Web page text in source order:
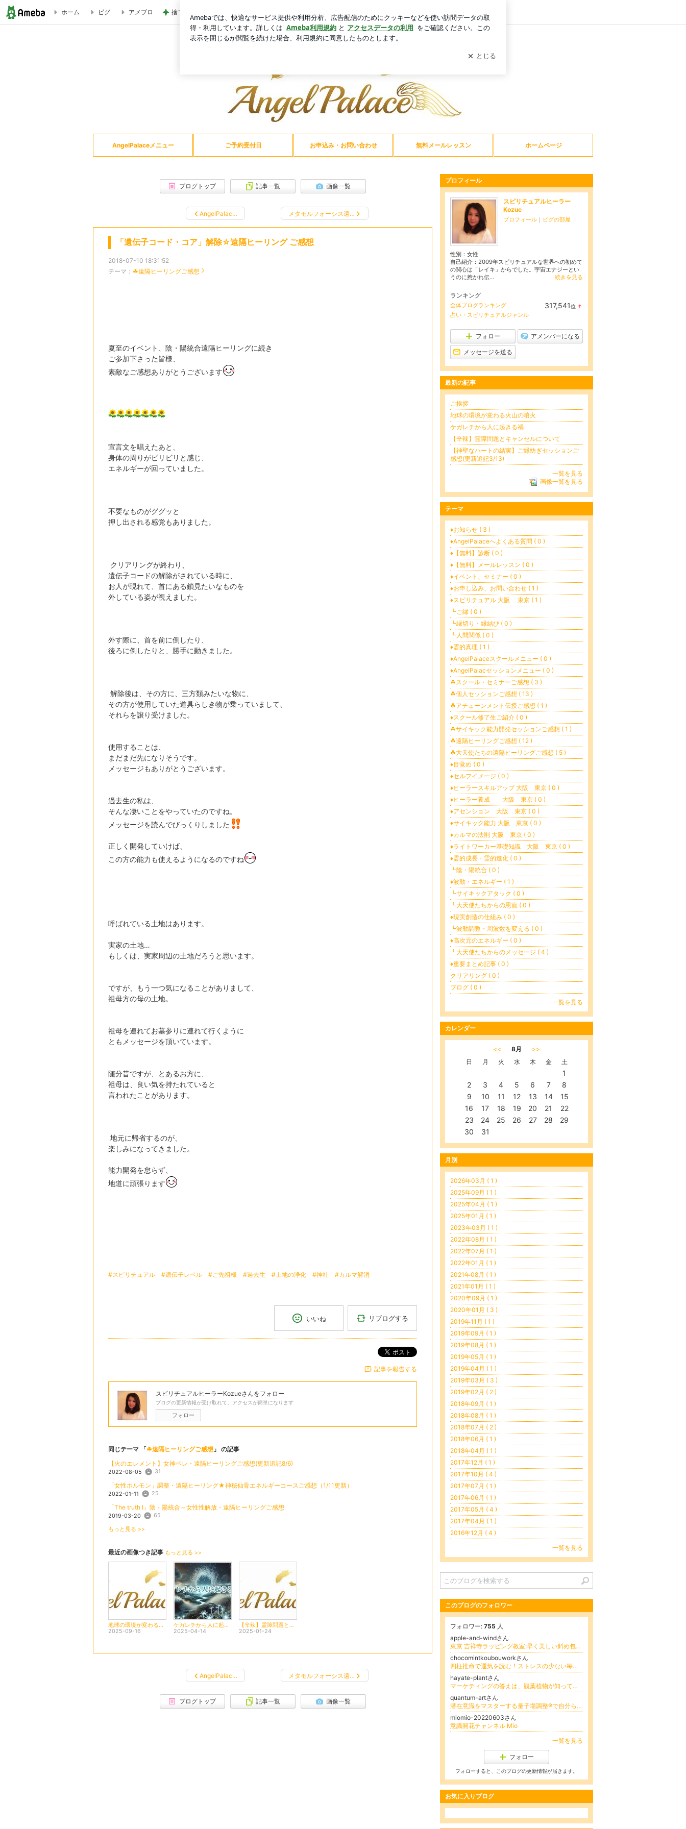
「遺伝子コード・コア」解除☆遠隔ヒーリング ご感想 | Angel Palace ☆スピリチュアルヒーラースクール
ホーム ピグ アメブロ 捨てたらお金がかかる不用品の値段 ログイン
ブログトップ 記事一覧 画像一覧
AngelPalac… メタモルフォーシス遠…
「遺伝子コード・コア」解除☆遠隔ヒーリング ご感想
2018-07-10 18:31:52
テーマ： ☘遠隔ヒーリングご感想
夏至のイベント、陰・陽統合遠隔ヒーリングに続き
ご参加下さった皆様、
素敵なご感想ありがとうございます
宣言文を唱えたあと、
身体の周りがビリビリと感じ、
エネルギーが回っていました。
不要なものがググッと
押し出される感覚もありました。
クリアリングが終わり、
遺伝子コードの解除がされている時に、
お人が現れて、首にある鎖見たいなものを
外している姿が視えました。
外す際に、首を前に倒したり、
後ろに倒したりと、勝手に動きました。
解除後は、その方に、三方類みたいな物に、
その方が使用していた道具らしき物が乗っていまして、
それらを譲り受けました。
使用することは、
まだまだ先になりそうです。
メッセージもありがとうございます。
過去生の私は、
そんな凄いことをやっていたのですね。
メッセージを読んでびっくりしました
正しく開発していけば、
この方の能力も使えるようになるのですね
呼ばれている土地はあります。
実家の土地…
もしくは、実家周辺の土地だろうと思います。
ですが、もう一つ気になることがありまして、
祖母方の母の土地。
祖母を連れてお墓参りに連れて行くように
ともメッセージを頂いています。
随分昔ですが、とあるお方に、
祖母は、良い気を持たれていると
言われたことがあります。
地元に帰省するのが、
楽しみになってきました。
能力開発を怠らず、
地道に頑張ります
#スピリチュアル #遺伝子レベル #ご先祖様 #過去生 #土地の浄化 #神社 #カルマ解消
いいね リブログする
ポスト
記事を報告する
スピリチュアルヒーラーKozueさんをフォロー
ブログの更新情報が受け取れて、アクセスが簡単になります
フォロー
同じテーマ 「☘遠隔ヒーリングご感想 」 の記事
【火のエレメント】女神ペレ・遠隔ヒーリングご感想(更新追記8/6)
2022-08-05 31
「女性ホルモン」調整・遠隔ヒーリング★神秘仙骨エネルギーコースご感想（1/11更新）
2022-01-11 25
「The truth I」陰・陽統合～女性性解放・遠隔ヒーリングご感想
2019-03-20 65
もっと見る >>
最近の画像つき記事 もっと見る >>
地球の環境が変わる火山の噴火
2025-09-16
ケガレチから人に起きる禍
2025-04-14
【辛辣】霊障問題とキャンセルについて
2025-01-24
AngelPalac… メタモルフォーシス遠…
ブログトップ 記事一覧 画像一覧
プロフィール
スピリチュアルヒーラー
Kozue
プロフィール ｜ ピグの部屋
性別： 女性
自己紹介：2009年スピリチュアルな世界への初めて
の関心は「レイキ」からでした。宇宙エナジーとい
うのに惹かれ伝...
続きを見る
ランキング
全体ブログランキング 317,541位 ↑
占い・スピリチュアルジャンル
フォロー アメンバーになる
メッセージを送る
最新の記事
ご挨拶
地球の環境が変わる火山の噴火
ケガレチから人に起きる禍
【辛辣】霊障問題とキャンセルについて
【神聖なハートの結実】ご縁紡ぎセッションご
感想(更新追記3/13)
一覧を見る
画像一覧を見る
テーマ
♦お知らせ ( 3 )
♦AngelPalaceへよくある質問 ( 0 )
♦【無料】診断 ( 0 )
♦【無料】メールレッスン ( 0 )
♦イベント、セミナー ( 0 )
♦お申し込み、お問い合わせ ( 1 )
♦スピリチュアル 大阪 東京 ( 1 )
┗ご縁 ( 0 )
┗縁切り・縁結び ( 0 )
┗人間関係 ( 0 )
♦霊的真理 ( 1 )
♦AngelPalaceスクールメニュー ( 0 )
♦AngelPalacセッションメニュー ( 0 )
☘スクール・セミナーご感想 ( 3 )
☘個人セッションご感想 ( 13 )
☘アチューンメント伝授ご感想 ( 1 )
♦スクール修了生ご紹介 ( 0 )
☘サイキック能力開発セッションご感想 ( 1 )
☘遠隔ヒーリングご感想 ( 12 )
☘大天使たちの遠隔ヒーリングご感想 ( 5 )
♦目覚め ( 0 )
♦セルフイメージ ( 0 )
♦ヒーラースキルアップ 大阪 東京 ( 0 )
♦ヒーラー養成 大阪 東京 ( 0 )
♦アセンション 大阪 東京 ( 0 )
♦サイキック能力 大阪 東京 ( 0 )
♦カルマの法則 大阪 東京 ( 0 )
♦ライトワーカー基礎知識 大阪 東京 ( 0 )
♦霊的成長・霊的進化 ( 0 )
┗陰・陽統合 ( 0 )
♦波動・エネルギー ( 1 )
┗サイキックアタック ( 0 )
┗大天使たちからの恩寵 ( 0 )
♦現実創造の仕組み ( 0 )
┗波動調整・周波数を変える ( 0 )
♦高次元のエネルギー ( 0 )
┗大天使たちからのメッセージ ( 4 )
♦重要まとめ記事 ( 0 )
クリアリング ( 0 )
ブログ ( 0 )
一覧を見る
カレンダー
<< 8月
>>
日
月 火 水 木 金 土
1
2
3 4 5 6 7
8
9
10 11 12 13 14
15
16
17 18 19 20 21
22
23
24 25 26 27 28
29
30
31
月別
2026年03月 ( 1 )
2025年09月 ( 1 )
2025年04月 ( 1 )
2025年01月 ( 1 )
2023年03月 ( 1 )
2022年08月 ( 1 )
2022年07月 ( 1 )
2022年01月 ( 1 )
2021年08月 ( 1 )
2021年01月 ( 1 )
2020年09月 ( 1 )
2020年01月 ( 3 )
2019年11月 ( 1 )
2019年09月 ( 1 )
2019年08月 ( 1 )
2019年05月 ( 1 )
2019年04月 ( 1 )
2019年03月 ( 3 )
2019年02月 ( 2 )
2018年09月 ( 1 )
2018年08月 ( 1 )
2018年07月 ( 2 )
2018年06月 ( 1 )
2018年04月 ( 1 )
2017年12月 ( 1 )
2017年10月 ( 4 )
2017年07月 ( 1 )
2017年06月 ( 1 )
2017年05月 ( 4 )
2017年04月 ( 1 )
2016年12月 ( 4 )
一覧を見る
このブログのフォロワー
フォロワー: 755 人
apple-and-windさん
東京 吉祥寺ラッピング教室:早く美しい斜め包みを学べるお仕事向けラッピング
chocomintkoubouworkさん
四柱推命で運気を読む！ストレスの少ない毎日を送る方法
hayate-plantさん
マーケティングの答えは、観葉植物が知っている。
quantum-artさん
潜在意識をマスターする量子場調整®で自分らしくなる
miomio-20220603さん
意識開花チャンネル Mio
一覧を見る
フォロー
フォローすると、このブログの更新情報が届きます。
お気に入りブログ
AngelPalaceメニュー ご予約受付日 お申込み・お問い合わせ 無料メールレッスン ホームページ